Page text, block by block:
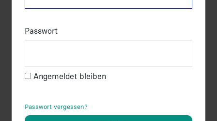
Passwort
Angemeldet bleiben
Passwort vergessen?